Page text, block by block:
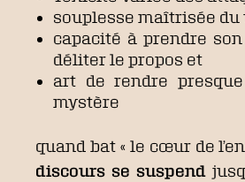
souplesse maîtrisée du
capacité à prendre
déliter le propos et
art de rendre
mystère
quand bat « le cœur de
discours se suspend